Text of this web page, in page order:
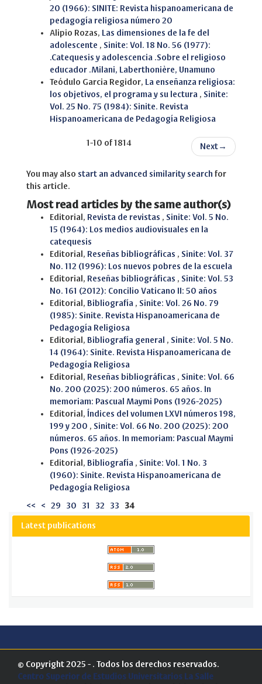
20 (1966): SINITE: Revista hispanoamericana de
pedagogía religiosa número 20
Alipio Rozas, Las dimensiones de la fe del
adolescente , Sinite: Vol. 18 No. 56 (1977):
.Catequesis y adolescencia .Sobre el religioso
educador .Milani, Laberthonière, Unamuno
Teódulo Garcia Regidor, La enseñanza religiosa:
los objetivos, el programa y su lectura , Sinite:
Vol. 25 No. 75 (1984): Sinite. Revista
Hispanoamericana de Pedagogía Religiosa
1-10 of 1814 Next →
You may also start an advanced similarity search for
this article.
Most read articles by the same author(s)
Editorial, Revista de revistas , Sinite: Vol. 5 No.
15 (1964): Los medios audiovisuales en la
catequesis
Editorial, Reseñas bibliográficas , Sinite: Vol. 37
No. 112 (1996): Los nuevos pobres de la escuela
Editorial, Reseñas bibliográficas , Sinite: Vol. 53
No. 161 (2012): Concilio Vaticano II: 50 años
Editorial, Bibliografía , Sinite: Vol. 26 No. 79
(1985): Sinite. Revista Hispanoamericana de
Pedagogía Religiosa
Editorial, Bibliografía general , Sinite: Vol. 5 No.
14 (1964): Sinite. Revista Hispanoamericana de
Pedagogía Religiosa
Editorial, Reseñas bibliográficas , Sinite: Vol. 66
No. 200 (2025): 200 números. 65 años. In
memoriam: Pascual Maymi Pons (1926-2025)
Editorial, Índices del volumen LXVI números 198,
199 y 200 , Sinite: Vol. 66 No. 200 (2025): 200
números. 65 años. In memoriam: Pascual Maymi
Pons (1926-2025)
Editorial, Bibliografía , Sinite: Vol. 1 No. 3
(1960): Sinite. Revista Hispanoamericana de
Pedagogía Religiosa
<< < 29 30 31 32 33 34
Latest publications
© Copyright 2025 - . Todos los derechos reservados.
Centro Superior de Estudios Universitarios La Salle